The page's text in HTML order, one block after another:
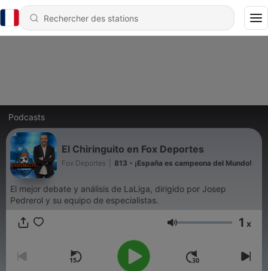
Podcasts
El Chiringuito en Fox Deportes
Fox Deportes 813 - ¡España es campeona del Mundo!
El mejor debate y análisis de LaLiga, dirigido por Josep
Pedrerol y su equipo de especialistas.
Volume 1 x